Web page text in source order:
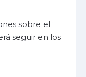
sobre el
seguir en los